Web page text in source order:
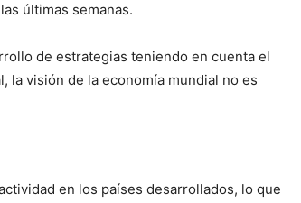
últimas semanas.
de estrategias teniendo en cuenta el
la visión de la economía mundial no es
en los países desarrollados, lo que